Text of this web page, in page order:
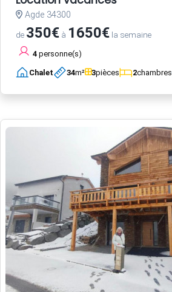
Agde 34300
de 350€ à 1650€ la semaine
4 personne(s)
Chalet 34m² 3pièces 2chambres